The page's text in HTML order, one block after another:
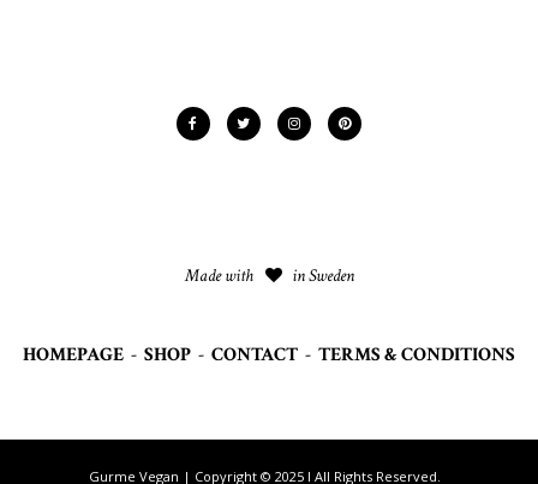
Made with in Sweden
HOMEPAGE - SHOP - CONTACT - TERMS & CONDITIONS
Gurme Vegan | Copyright © 2025 I All Rights Reserved.